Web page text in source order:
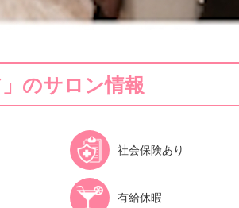
のサロン情報
社会保険あり
有給休暇